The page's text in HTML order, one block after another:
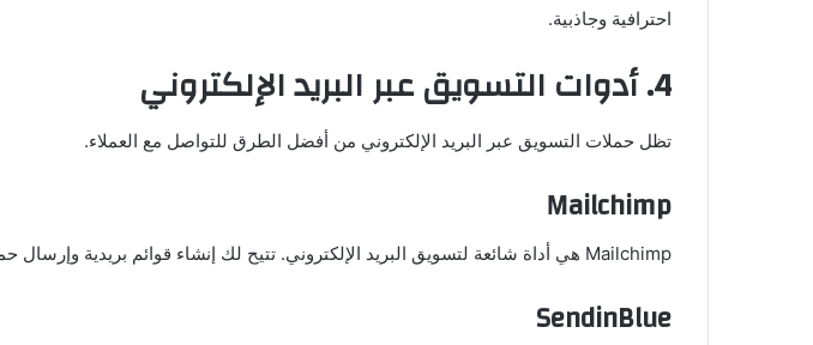
احترافية وجاذبية.
4. أدوات التسويق عبر البريد الإلكتروني
تظل حملات التسويق عبر البريد الإلكتروني من أفضل الطرق للتواصل مع العملاء.
Mailchimp
Mailchimp هي أداة شائعة لتسويق البريد الإلكتروني. تتيح لك إنشاء قوائم بريدية وإرسال حملات تسويقية بفعالية.
SendinBlue